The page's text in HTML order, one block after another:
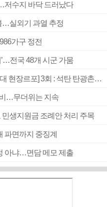
저수지 바닥 드러났다
…실외기 과열 추정
가구 정전
’…전국 48개 시군 가뭄
[2026 부산청소년극지체험탐험대 현장르포] 3회 : 석탄 탄광촌에서 북극 연구의 중심지로
비…무더위는 지속
생지원금 조례안 처리 주목
파면까지 중징계
아냐…면담 메모 제출